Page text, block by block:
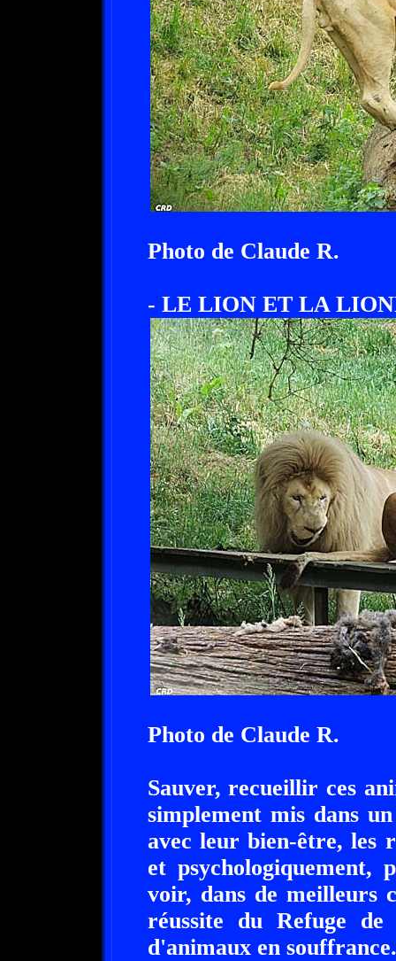
Photo de Claude R.
- LE LION ET LA
Photo de Claude R.
Sauver, recueillir ces
simplement mis dans
avec leur bien-être, les
et psychologiquement,
voir, dans de meilleurs
réussite du Refuge
d'animaux en souffrance.